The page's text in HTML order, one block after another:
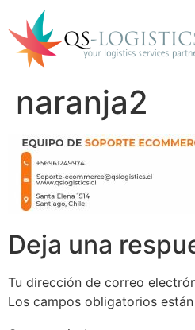
naranja2
Deja una
Tu dirección de correo
Los campos obligatorios